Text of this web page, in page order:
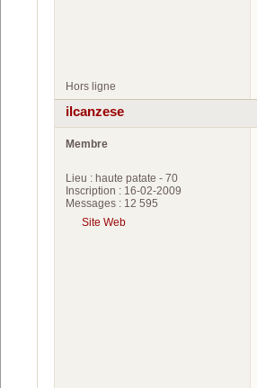
Hors ligne
ilcanzese
Membre
Lieu : haute patate - 70
Inscription : 16-02-2009
Messages : 12 595
Site Web